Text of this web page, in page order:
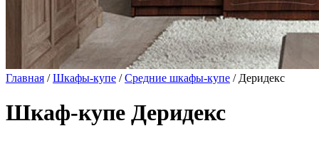
Главная /Шкафы-купе /Средние шкафы-купе / Деридекс
Шкаф-купе Деридекс